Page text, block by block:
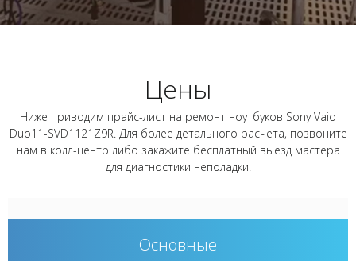
Цены
Ниже приводим прайс-лист на ремонт ноутбуков Sony Vaio
Duo11-SVD1121Z9R. Для более детального расчета, позвоните
нам в колл-центр либо закажите бесплатный выезд мастера
для диагностики неполадки.
Основные